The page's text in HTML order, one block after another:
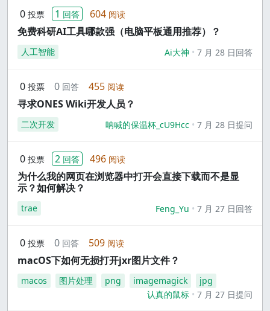
0 投票 1 回答 604 阅读
免费科研AI工具哪款强（电脑平板通用推荐）？
人工智能 Ai大神 7 月 28 日回答
0 投票 0 回答 455 阅读
寻求ONES Wiki开发人员？
二次开发 呐喊的保温杯_cU9Hcc 7 月 28 日提问
0 投票 2 回答 496 阅读
为什么我的网页在浏览器中打开会直接下载而不是显
示？如何解决？
trae Feng_Yu 7 月 27 日回答
0 投票 0 回答 509 阅读
macOS下如何无损打开jxr图片文件？
macos 图片处理 png imagemagick
jpg
认真的鼠标
7 月 27 日提问